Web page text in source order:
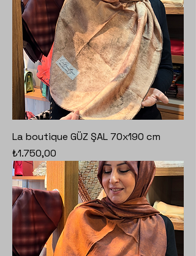
La boutique GÜZ ŞAL 70x190 cm
Fiyat
₺1.750,00